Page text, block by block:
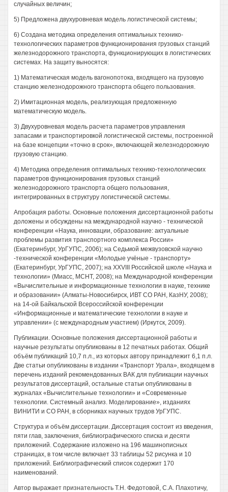
случайных величин;
5) Предложена двухуровневая модель логистической системы;
6) Создана методика определения оптимальных технико-
технологических параметров функционирования грузовых станций
железнодорожного транспорта, функционирующих в логистических
системах. На защиту выносятся:
1) Математическая модель вагонопотока, входящего на грузовую
станцию железнодорожного транспорта общего пользования.
2) Имитационная модель, реализующая предложенную
математическую модель.
3) Двухуровневая модель расчета параметров управления
запасами и транспортировкой логистической системы, построенной
на базе концепции «точно в срок», включающей железнодорожную
грузовую станцию.
4) Методика определения оптимальных технико-технологических
параметров функционирования грузовых станций
железнодорожного транспорта общего пользования,
интегрированных в структуру логистической системы.
Апробация работы. Основные положения диссертационной работы
доложены и обсуждены на международной научно - технической
конференции «Наука, инновации, образование: актуальные
проблемы развития транспортного комплекса России»
(Екатеринбург, УрГУПС, 2006); на Седьмой межвузовской научно
-технической конференции «Молодые учёные - транспорту»
(Екатеринбург, УрГУПС, 2007); на XXVIII Российской школе «Наука и
технологии» (Миасс, МСНТ, 2008); на Международной конференции
«Вычислительные и информационные технологии в науке, технике
и образовании» (Алматы-Новосибирск, ИВТ СО РАН, КазНУ, 2008);
на 14-ой Байкальской Всероссийской конференции
«Информационные и математические технологии в науке и
управлении» (с международным участием) (Иркутск, 2009).
Публикации. Основные положения диссертационной работы и
научные результаты опубликованы в 12 печатных работах. Общий
объём публикаций 10,7 п.л., из которых автору принадлежит 6,1 п.л.
Две статьи опубликованы в издании «Транспорт Урала», входящем в
перечень изданий рекомендованных ВАК для публикации научных
результатов диссертаций, остальные статьи опубликованы в
журналах «Вычислительные технологии» и «Современные
технологии. Системный анализ. Моделирование», изданиях
ВИНИТИ и СО РАН, в сборниках научных трудов УрГУПС.
Структура и объём диссертации. Диссертация состоит из введения,
пяти глав, заключения, библиографического списка и десяти
приложений. Содержание изложено на 196 машинописных
страницах, в том числе включает 33 таблицы 52 рисунка и 10
приложений. Библиографический список содержит 170
наименований.
Автор выражает признательность Т.Н. Федотовой, С.А. Плахотичу,